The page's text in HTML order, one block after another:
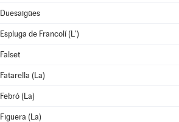
Duesaigües
Espluga de Francolí (L')
Falset
Fatarella (La)
Febró (La)
Figuera (La)